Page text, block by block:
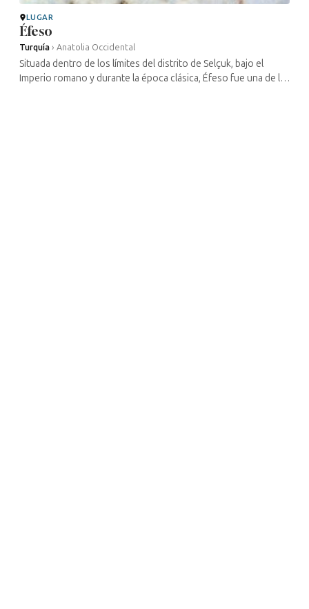
LUGAR
Éfeso
Turquía › Anatolia Occidental
Situada dentro de los límites del distrito de Selçuk, bajo el
Imperio romano y durante la época clásica, Éfeso fue una de las